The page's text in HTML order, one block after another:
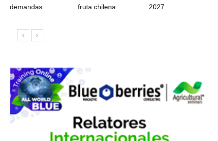
demandas
fruta chilena
2027